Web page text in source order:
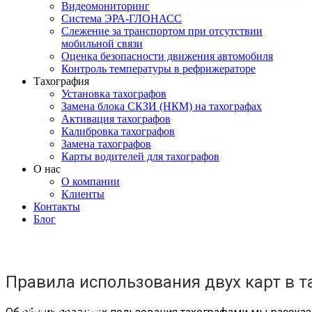
Видеомониторинг
Система ЭРА-ГЛОНАСС
Слежение за транспортом при отсутствии
мобильной связи
Оценка безопасности движения автомобиля
Контроль температуры в рефрижераторе
Тахография
Установка тахографов
Замена блока СКЗИ (НКМ) на тахографах
Активация тахографов
Калибровка тахографов
Замена тахографов
Карты водителей для тахографов
О нас
О компании
Клиенты
Контакты
Блог
Правила использования двух карт в